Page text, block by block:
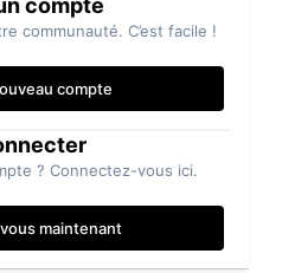
compte
communauté. C’est facile !
compte
? Connectez-vous ici.
maintenant